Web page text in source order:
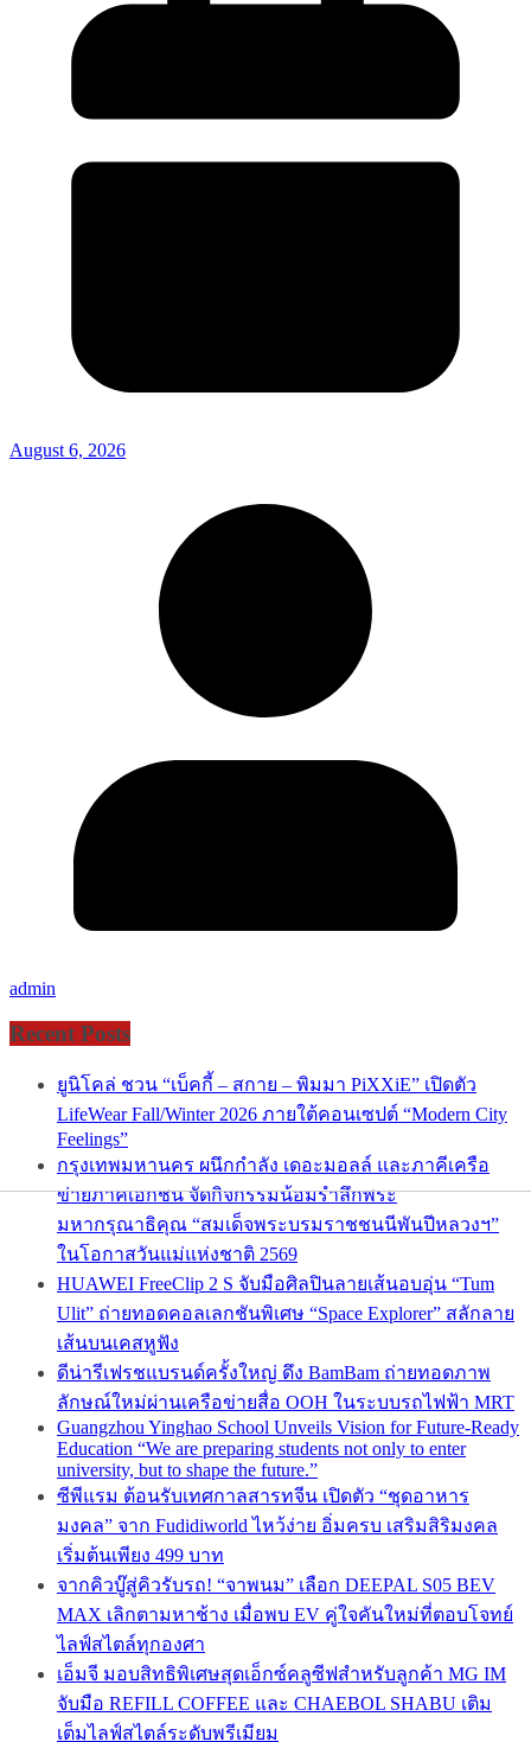
August 6, 2026
admin
Recent Posts
ยูนิโคล่ ชวน “เบ็คกี้ – สกาย – พิมมา PiXXiE” เปิดตัว
LifeWear Fall/Winter 2026 ภายใต้คอนเซปต์ “Modern City
Feelings”
กรุงเทพมหานคร ผนึกกำลัง เดอะมอลล์ และภาคีเครือ
ข่ายภาคเอกชน จัดกิจกรรมน้อมรำลึกพระ
มหากรุณาธิคุณ “สมเด็จพระบรมราชชนนีพันปีหลวงฯ”
ในโอกาสวันแม่แห่งชาติ 2569
HUAWEI FreeClip 2 S จับมือศิลปินลายเส้นอบอุ่น “Tum
Ulit” ถ่ายทอดคอลเลกชันพิเศษ “Space Explorer” สลักลาย
เส้นบนเคสหูฟัง
ดีน่ารีเฟรชแบรนด์ครั้งใหญ่ ดึง BamBam ถ่ายทอดภาพ
ลักษณ์ใหม่ผ่านเครือข่ายสื่อ OOH ในระบบรถไฟฟ้า MRT
Guangzhou Yinghao School Unveils Vision for Future-Ready
Education “We are preparing students not only to enter
university, but to shape the future.”
ซีพีแรม ต้อนรับเทศกาลสารทจีน เปิดตัว “ชุดอาหาร
มงคล” จาก Fudidiworld ไหว้ง่าย อิ่มครบ เสริมสิริมงคล
เริ่มต้นเพียง 499 บาท
จากคิวบู๊สู่คิวรับรถ! “จาพนม” เลือก DEEPAL S05 BEV
MAX เลิกตามหาช้าง เมื่อพบ EV คู่ใจคันใหม่ที่ตอบโจทย์
ไลฟ์สไตล์ทุกองศา
เอ็มจี มอบสิทธิพิเศษสุดเอ็กซ์คลูซีฟสำหรับลูกค้า MG IM
จับมือ REFILL COFFEE และ CHAEBOL SHABU เติม
เต็มไลฟ์สไตล์ระดับพรีเมียม